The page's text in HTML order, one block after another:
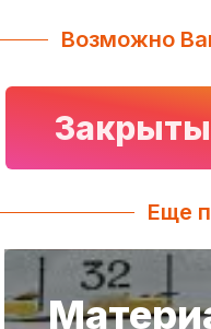
Возможно
Еще